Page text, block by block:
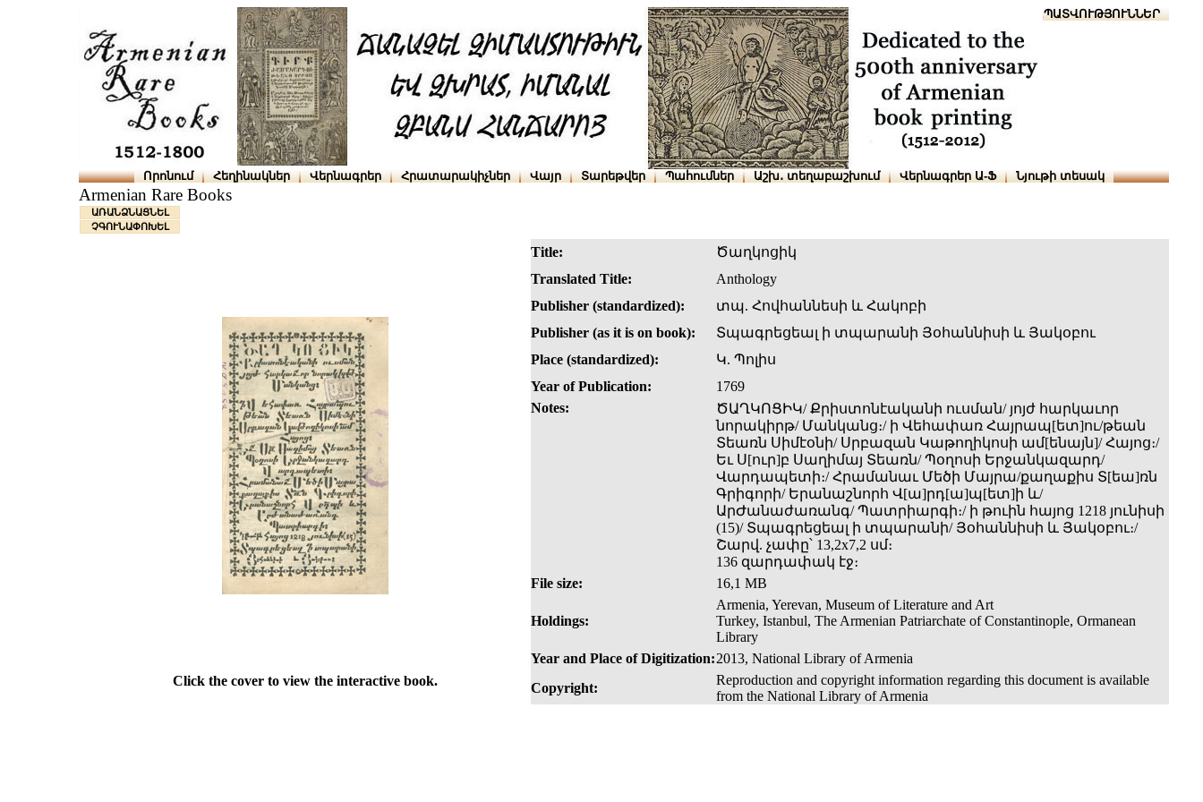
ՆԱԽԱՊԱՏՎՈՒԹՅՈՒՆՆԵՐ
Որոնում Հեղինակներ Վերնագրեր Հրատարակիչներ Վայր Տարեթվեր Պահումներ Աշխ․ տեղաբաշխում Վերնագրեր Ա-Ֆ Նյութի տեսակ
Armenian Rare Books
ԱՌԱՆՁՆԱՑՆԵԼ
ՉԳՈՒՆԱՓՈԽԵԼ
Title:
Ծաղկոցիկ
Translated Title:
Anthology
Publisher (standardized):
տպ. Հովհաննեսի և Հակոբի
Publisher (as it is on book):
Տպագրեցեալ ի տպարանի Յօհաննիսի և Յակօբու
Place (standardized):
Կ. Պոլիս
Year of Publication:
1769
Notes:
ԾԱՂԿՈՑԻԿ/ Քրիստոնէականի ուսման/ յոյժ հարկաւոր
նորակիրթ/ Մանկանց։/ ի Վեհափառ Հայրապ[ետ]ու/թեան
Տեառն Սիմէօնի/ Սրբազան Կաթողիկոսի ամ[ենայն]/ Հայոց։/
Եւ Ս[ուր]բ Սաղիմայ Տեառն/ Պօղոսի Երջանկազարդ/
Վարդապետի։/ Հրամանաւ Մեծի Մայրա/քաղաքիս Տ[եա]ռն
Գրիգորի/ Երանաշնորհ Վ[ա]րդ[ա]պ[ետ]ի և/
ԱրԺանաժառանգ/ Պատրիարգի։/ ի թուին հայոց 1218 յունիսի
(15)/ Տպագրեցեալ ի տպարանի/ Յօհաննիսի և Յակօբու։/
Շարվ. չափը՝ 13,2x7,2 սմ։
136 զարդափակ էջ։
File size:
16,1 MB
Holdings:
Armenia, Yerevan, Museum of Literature and Art
Turkey, Istanbul, The Armenian Patriarchate of Constantinople, Ormanean
Library
Year and Place of Digitization:2013, National Library of Armenia
Click the cover to view the interactive book.
Copyright:
Reproduction and copyright information regarding this document is available
from the National Library of Armenia